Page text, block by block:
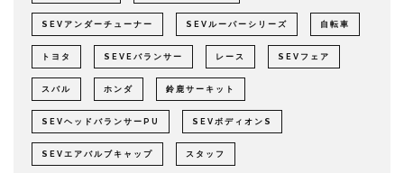
SEVアンダーチューナー SEVルーパーシリーズ 自転車
トヨタ SEVEバランサー レース SEVフェア
スバル ホンダ 鈴鹿サーキット
SEVヘッドバランサーPU SEVボディオンS
SEVエアバルブキャップ スタッフ